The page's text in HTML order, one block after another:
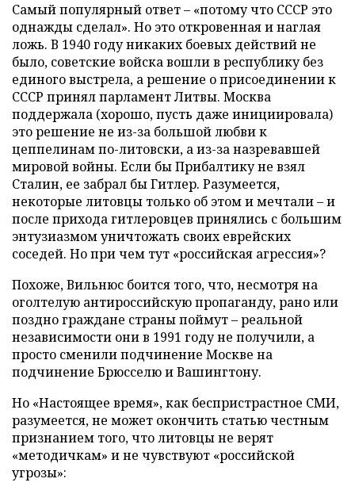
Самый популярный ответ – «потому что СССР это
однажды сделал». Но это откровенная и наглая
ложь. В 1940 году никаких боевых действий не
было, советские войска вошли в республику без
единого выстрела, а решение о присоединении к
СССР принял парламент Литвы. Москва
поддержала (хорошо, пусть даже инициировала)
это решение не из-за большой любви к
цеппелинам по-литовски, а из-за назревавшей
мировой войны. Если бы Прибалтику не взял
Сталин, ее забрал бы Гитлер. Разумеется,
некоторые литовцы только об этом и мечтали – и
после прихода гитлеровцев принялись с большим
энтузиазмом уничтожать своих еврейских
соседей. Но при чем тут «российская агрессия»?
Похоже, Вильнюс боится того, что, несмотря на
оголтелую антироссийскую пропаганду, рано или
поздно граждане страны поймут – реальной
независимости они в 1991 году не получили, а
просто сменили подчинение Москве на
подчинение Брюсселю и Вашингтону.
Но «Настоящее время», как беспристрастное СМИ,
разумеется, не может окончить статью честным
признанием того, что литовцы не верят
«методичкам» и не чувствуют «российской
угрозы»: